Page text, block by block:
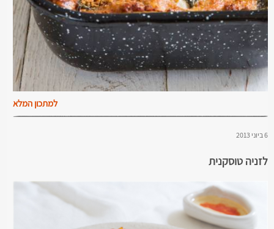
למתכון המלא
6 ביוני 2013
לזניה טוסקנית